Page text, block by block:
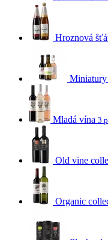
Hroznová
Miniatury
Mladá vína 3
Old vine
Organic